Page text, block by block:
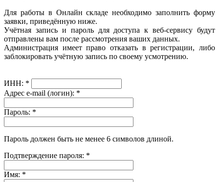
Для работы в Онлайн складе необходимо заполнить форму
заявки, приведённую ниже.
Учётная запись и пароль для доступа к веб-сервису будут
отправлены вам после рассмотрения ваших данных.
Администрация имеет право отказать в регистрации, либо
заблокировать учётную запись по своему усмотрению.
ИНН: *
Адрес e-mail (логин): *
Пароль: *
Пароль должен быть не менее 6 символов длиной.
Подтверждение пароля: *
Имя: *